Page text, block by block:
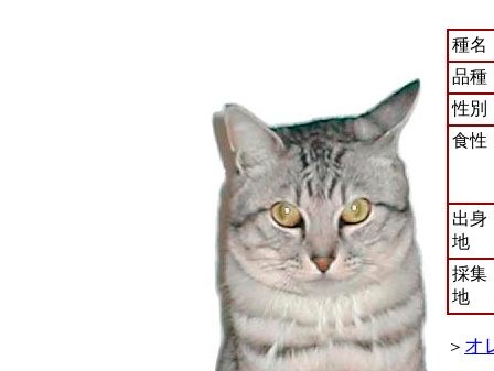
種名
品種
性別
食性
出身
地
採集
地
＞ オ